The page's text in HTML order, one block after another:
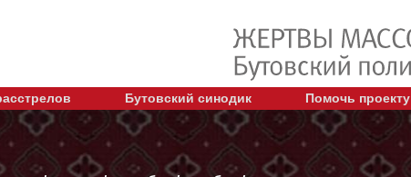
Бутовский синодик Помочь проекту